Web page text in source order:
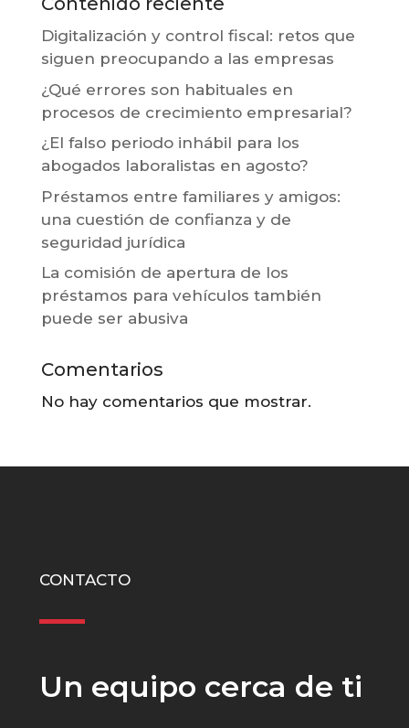
Digitalización y control fiscal: retos que
siguen preocupando a las empresas
¿Qué errores son habituales en
procesos de crecimiento empresarial?
¿El falso periodo inhábil para los
abogados laboralistas en agosto?
Préstamos entre familiares y amigos:
una cuestión de confianza y de
seguridad jurídica
La comisión de apertura de los
préstamos para vehículos también
puede ser abusiva
Comentarios
No hay comentarios que mostrar.
CONTACTO
Un equipo cerca de ti